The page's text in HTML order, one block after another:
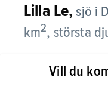
Lilla Le, sjö i
km2, största
mellan två
Vill du